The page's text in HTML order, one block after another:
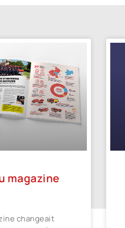
magazine
changeait